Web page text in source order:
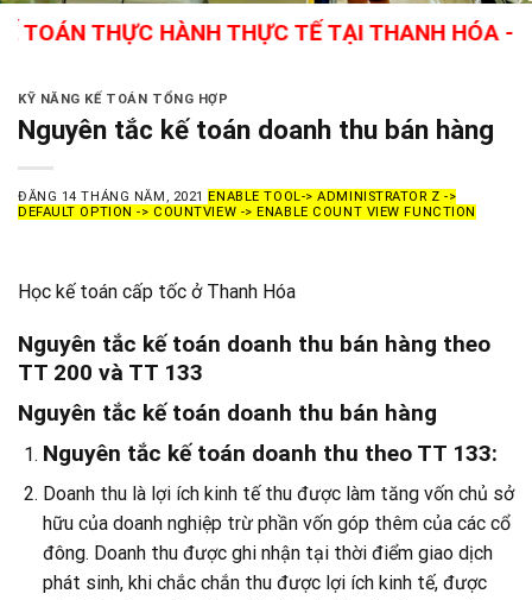
THỰC HÀNH THỰC TẾ TẠI THANH HÓA - GIÁO
KỸ NĂNG KẾ TOÁN TỔNG HỢP
Nguyên tắc kế toán doanh thu bán hàng
ĐĂNG 14 THÁNG NĂM, 2021 ENABLE TOOL-> ADMINISTRATOR Z ->
DEFAULT OPTION -> COUNTVIEW -> ENABLE COUNT VIEW FUNCTION
Học kế toán cấp tốc ở Thanh Hóa
Nguyên tắc kế toán doanh thu bán hàng theo
TT 200 và TT 133
Nguyên tắc kế toán doanh thu bán hàng
Nguyên tắc kế toán doanh thu theo TT 133:
Doanh thu là lợi ích kinh tế thu được làm tăng vốn chủ sở
hữu của doanh nghiệp trừ phần vốn góp thêm của các cổ
đông. Doanh thu được ghi nhận tại thời điểm giao dịch
phát sinh, khi chắc chắn thu được lợi ích kinh tế, được